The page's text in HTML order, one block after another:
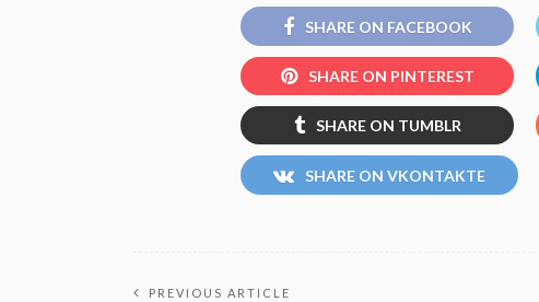
SHARE ON FACEBOOK
SHARE ON PINTEREST
SHARE ON TUMBLR
SHARE ON VKONTAKTE
PREVIOUS ARTICLE